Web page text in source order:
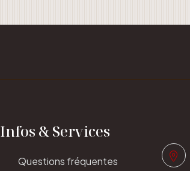
Infos & Services
Questions fréquentes